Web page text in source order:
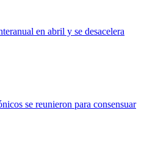
en abril y se desacelera
se reunieron para consensuar